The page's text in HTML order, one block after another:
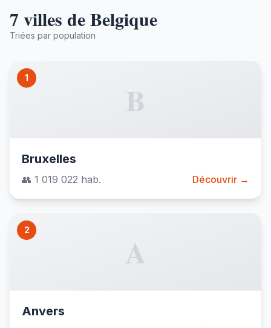
7 villes de Belgique
Triées par population
1
B
Bruxelles
👥 1 019 022 hab. Découvrir →
2
A
Anvers